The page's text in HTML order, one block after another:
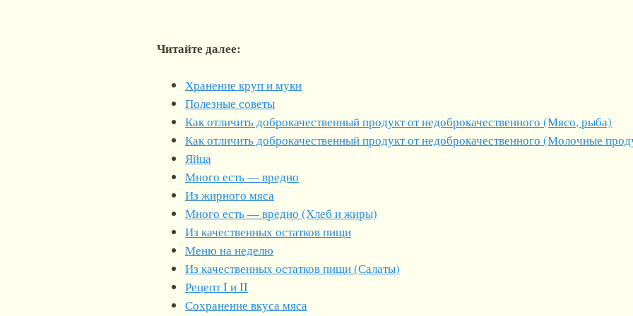
Читайте далее:
Хранение круп и муки
Полезные советы
Как отличить доброкачественный продукт от недоброкачественного (Мясо, рыба)
Как отличить доброкачественный продукт от недоброкачественного (Молочные
Яйца
Много есть — вредно
Из жирного мяса
Много есть — вредно (Хлеб и жиры)
Из качественных остатков пищи
Меню на неделю
Из качественных остатков пищи (Салаты)
Рецепт I и II
Сохранение вкуса мяса